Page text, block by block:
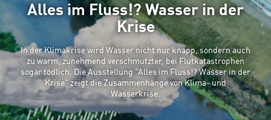
Alles im Fluss!? Wasser in der
Krise
In der Klimakrise wird Wasser nicht nur knapp, sondern auch
zu warm, zunehmend verschmutzter, bei Flutkatastrophen
sogar tödlich. Die Ausstellung "Alles im Fluss!? Wasser in der
Krise" zeigt die Zusammenhänge von Klima- und
Wasserkrise.